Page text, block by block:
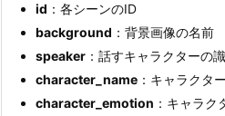
id ：各シーンのID
background ：背景画像の名前
speaker ：話すキャラクターの
character_name ：キャラクタ
character_emotion ：キャラク